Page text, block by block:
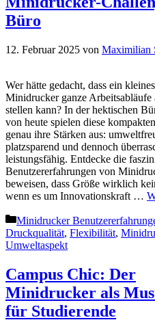
Büro
12. Februar 2025 von Maximilian
Wer hätte gedacht, dass ein
Minidrucker ganze
stellen kann? In der hektischen
von heute spielen diese
genau ihre Stärken aus:
platzsparend und dennoch
leistungsfähig. Entdecke die
Benutzererfahrungen von
beweisen, dass Größe wirklich
wenn es um Innovationskraft …
Kategorien
Minidrucker
Druckqualität, Flexibilität,
Umweltaspekt
Campus Chic: Der
Minidrucker als
für Studierende